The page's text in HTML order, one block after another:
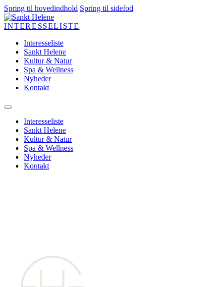
Spring til hovedindhold Spring til sidefod
INTERESSELISTE
Interesseliste
Sankt Helene
Kultur & Natur
Spa & Wellness
Nyheder
Kontakt
Interesseliste
Sankt Helene
Kultur & Natur
Spa & Wellness
Nyheder
Kontakt